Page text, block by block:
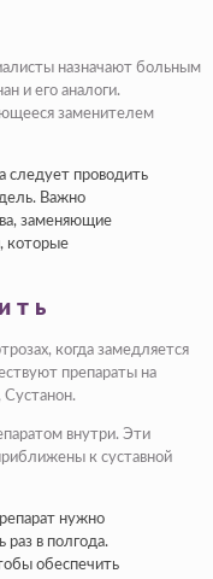
назначают больным
и его аналоги.
заменителем
следует проводить
Важно
заменяющие
которые
когда замедляется
препараты на
Сустанон.
внутри. Эти
к суставной
нужно
раз в полгода.
обеспечить